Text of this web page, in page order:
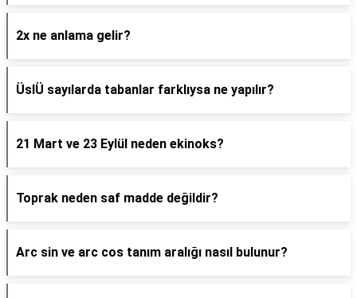
2x ne anlama gelir?
ÜslÜ sayılarda tabanlar farklıysa ne yapılır?
21 Mart ve 23 Eylül neden ekinoks?
Toprak neden saf madde değildir?
Arc sin ve arc cos tanım aralığı nasıl bulunur?